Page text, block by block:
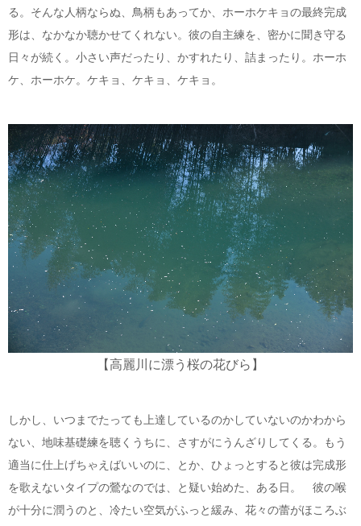
る。そんな人柄ならぬ、鳥柄もあってか、ホーホケキョの最終完成
形は、なかなか聴かせてくれない。彼の自主練を、密かに聞き守る
日々が続く。小さい声だったり、かすれたり、詰まったり。ホーホ
ケ、ホーホケ。ケキョ、ケキョ、ケキョ。
【高麗川に漂う桜の花びら】
しかし、いつまでたっても上達しているのかしていないのかわから
ない、地味基礎練を聴くうちに、さすがにうんざりしてくる。もう
適当に仕上げちゃえばいいのに、とか、ひょっとすると彼は完成形
を歌えないタイプの鶯なのでは、と疑い始めた、ある日。 彼の喉
が十分に潤うのと、冷たい空気がふっと緩み、花々の蕾がほころぶ